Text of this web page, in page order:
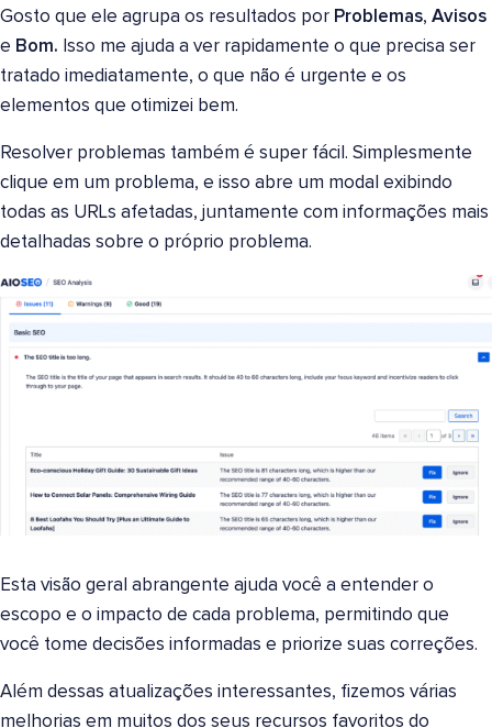
Gosto que ele agrupa os resultados por Problemas, Avisos
e Bom. Isso me ajuda a ver rapidamente o que precisa ser
tratado imediatamente, o que não é urgente e os
elementos que otimizei bem.
Resolver problemas também é super fácil. Simplesmente
clique em um problema, e isso abre um modal exibindo
todas as URLs afetadas, juntamente com informações mais
detalhadas sobre o próprio problema.
Esta visão geral abrangente ajuda você a entender o
escopo e o impacto de cada problema, permitindo que
você tome decisões informadas e priorize suas correções.
Além dessas atualizações interessantes, fizemos várias
melhorias em muitos dos seus recursos favoritos do